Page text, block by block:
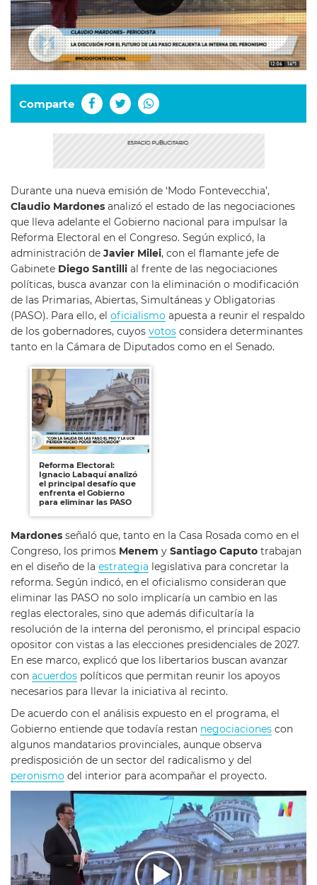
Comparte
Durante una nueva emisión de ‘Modo Fontevecchia’,
Claudio Mardones analizó el estado de las negociaciones
que lleva adelante el Gobierno nacional para impulsar la
Reforma Electoral en el Congreso. Según explicó, la
administración de Javier Milei, con el flamante jefe de
Gabinete Diego Santilli al frente de las negociaciones
políticas, busca avanzar con la eliminación o modificación
de las Primarias, Abiertas, Simultáneas y Obligatorias
(PASO). Para ello, el oficialismo apuesta a reunir el respaldo
de los gobernadores, cuyos votos considera determinantes
tanto en la Cámara de Diputados como en el Senado.
Reforma Electoral:
Ignacio Labaquí analizó
el principal desafío que
enfrenta el Gobierno
para eliminar las PASO
Mardones señaló que, tanto en la Casa Rosada como en el
Congreso, los primos Menem y Santiago Caputo trabajan
en el diseño de la estrategia legislativa para concretar la
reforma. Según indicó, en el oficialismo consideran que
eliminar las PASO no solo implicaría un cambio en las
reglas electorales, sino que además dificultaría la
resolución de la interna del peronismo, el principal espacio
opositor con vistas a las elecciones presidenciales de 2027.
En ese marco, explicó que los libertarios buscan avanzar
con acuerdos políticos que permitan reunir los apoyos
necesarios para llevar la iniciativa al recinto.
De acuerdo con el análisis expuesto en el programa, el
Gobierno entiende que todavía restan negociaciones con
algunos mandatarios provinciales, aunque observa
predisposición de un sector del radicalismo y del
peronismo del interior para acompañar el proyecto.